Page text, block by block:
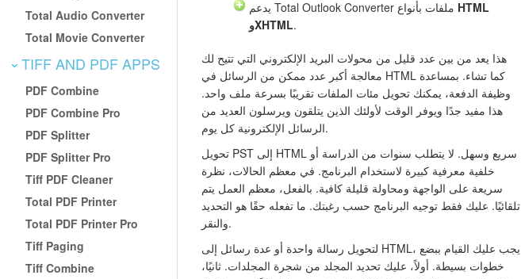
Total Audio Converter
Total Movie Converter
TIFF AND PDF APPS
PDF Combine
PDF Combine Pro
PDF Splitter
PDF Splitter Pro
Tiff PDF Cleaner
Total PDF Printer
Total PDF Printer Pro
Tiff Paging
Tiff Combine
HTML
وXHTML.
هذا يعد من بين عدد قليل من محولات البريد الإلكتروني التي تتيح لك
معالجة أكبر عدد ممكن من الرسائل في HTML كما تشاء. بمساعدة
وظيفة الدفعة، يمكنك تحويل مئات الملفات تقريبًا بسرعة ملف واحد.
هذا مفيد جدًا ويوفر الوقت لأولئك الذين يتلقون ويرسلون العديد من
الرسائل الإلكترونية كل يوم.
تحويل PST إلى HTML سريع وسهل. لا يتطلب سنوات من الدراسة أو
خلفية معرفية كبيرة لاستخدام البرنامج. في معظم الحالات، نظرة
سريعة على الواجهة ومحاولة قليلة كافية. بالفعل، معظم العمل يتم
تلقائيًا. عليك فقط توجيه البرنامج حسب رغبتك. ما تفعله حقًا هو التحديد
والنقر.
لتحويل رسالة واحدة أو عدة رسائل إلى HTML، يجب عليك القيام ببضع
خطوات بسيطة. أولاً، عليك تحديد المجلد من شجرة المجلدات. ثانيًا،